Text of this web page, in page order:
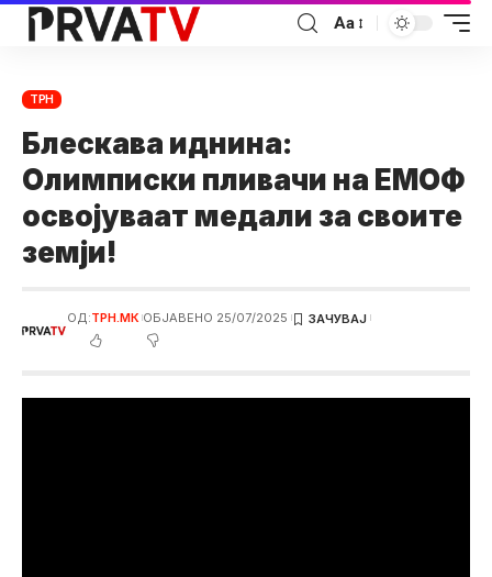
Аа
ТРН
Блескава иднина:
Олимписки пливачи на ЕМОФ
освојуваат медали за своите
земји!
ОД:ТРН.МК ОБЈАВЕНО 25/07/2025